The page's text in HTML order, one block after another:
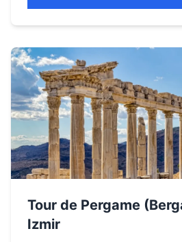
Tour de Pergame
Izmir